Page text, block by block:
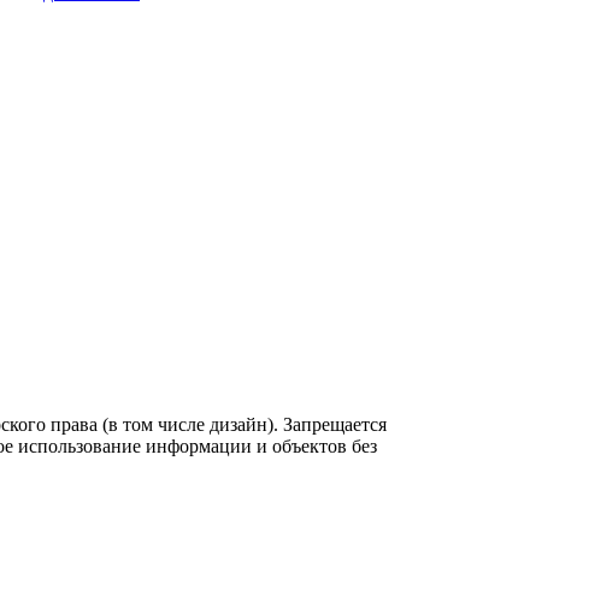
права (в том числе дизайн). Запрещается
использование информации и объектов без